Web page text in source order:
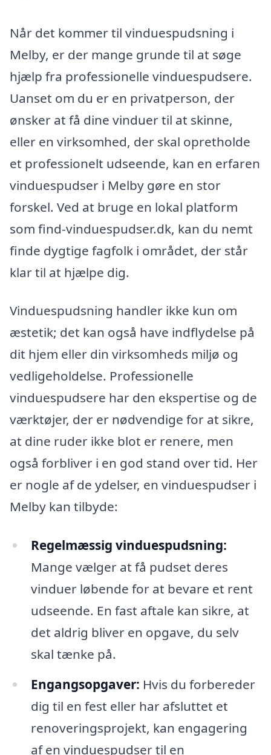
Når det kommer til vinduespudsning i
Melby, er der mange grunde til at søge
hjælp fra professionelle vinduespudsere.
Uanset om du er en privatperson, der
ønsker at få dine vinduer til at skinne,
eller en virksomhed, der skal opretholde
et professionelt udseende, kan en erfaren
vinduespudser i Melby gøre en stor
forskel. Ved at bruge en lokal platform
som find-vinduespudser.dk, kan du nemt
finde dygtige fagfolk i området, der står
klar til at hjælpe dig.
Vinduespudsning handler ikke kun om
æstetik; det kan også have indflydelse på
dit hjem eller din virksomheds miljø og
vedligeholdelse. Professionelle
vinduespudsere har den ekspertise og de
værktøjer, der er nødvendige for at sikre,
at dine ruder ikke blot er renere, men
også forbliver i en god stand over tid. Her
er nogle af de ydelser, en vinduespudser i
Melby kan tilbyde:
Regelmæssig vinduespudsning:
Mange vælger at få pudset deres
vinduer løbende for at bevare et rent
udseende. En fast aftale kan sikre, at
det aldrig bliver en opgave, du selv
skal tænke på.
Engangsopgaver: Hvis du forbereder
dig til en fest eller har afsluttet et
renoveringsprojekt, kan engagering
af en vinduespudser til en